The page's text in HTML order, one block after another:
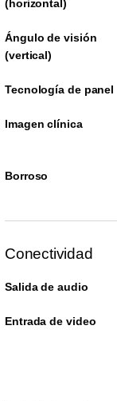
(horizontal)
Ángulo de visión
(vertical)
Tecnología de panel
Imagen clínica
Borroso
Conectividad
Salida de audio
Entrada de video